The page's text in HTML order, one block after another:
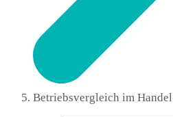
Betriebsvergleich im Handel